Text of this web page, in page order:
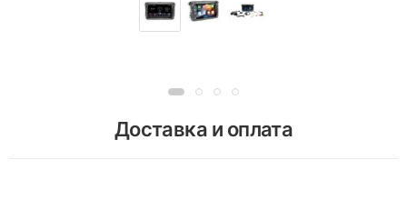
Доставка и оплата